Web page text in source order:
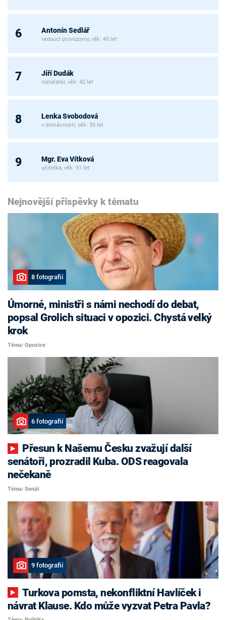
6 Antonín Sedlář
vedoucí provozovny, věk: 45 let
7 Jiří Dudák
instalatér, věk: 42 let
8 Lenka Svobodová
v domácnosti, věk: 35 let
9 Mgr. Eva Vítková
učitelka, věk: 51 let
Nejnovější příspěvky k tématu
8 fotografií
Úmorné, ministři s námi nechodí do debat,
popsal Grolich situaci v opozici. Chystá velký
krok
Téma: Opozice
6 fotografií
senátoři, prozradil Kuba. ODS reagovala
nečekaně
Téma: Senát
9 fotografií
Turkova pomsta, nekonfliktní Havlíček i
návrat Klause. Kdo může vyzvat Petra Pavla?